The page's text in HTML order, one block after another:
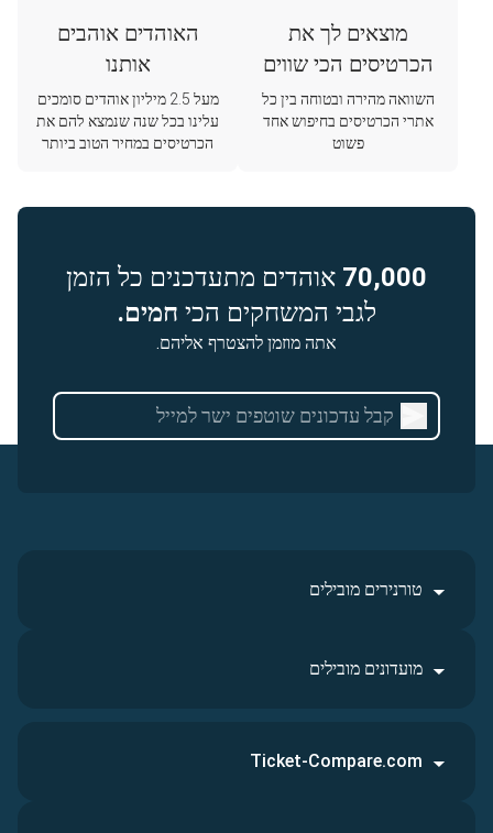
מוצאים לך את
הכרטיסים הכי שווים
השוואה מהירה ובטוחה בין כל
אתרי הכרטיסים בחיפוש אחד
פשוט
האוהדים אוהבים
אותנו
מעל 2.5 מיליון אוהדים סומכים
עלינו בכל שנה שנמצא להם את
הכרטיסים במחיר הטוב ביותר
70,000 אוהדים מתעדכנים כל הזמן
לגבי המשחקים הכי חמים.
אתה מוזמן להצטרף אליהם.
טורנירים מובילים
מועדונים מובילים
Ticket-Compare.com